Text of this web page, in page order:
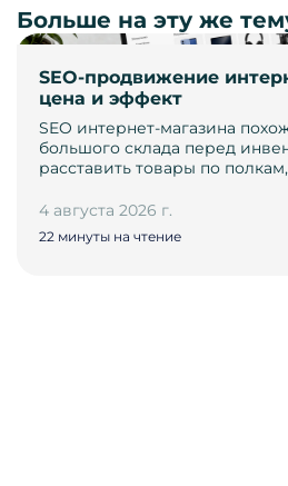
SEO-продвижение
цена и эффект
SEO интернет-магазина
большого склада перед
расставить товары по
4 августа 2026 г.
22 минуты на чтение
Больше на эту же